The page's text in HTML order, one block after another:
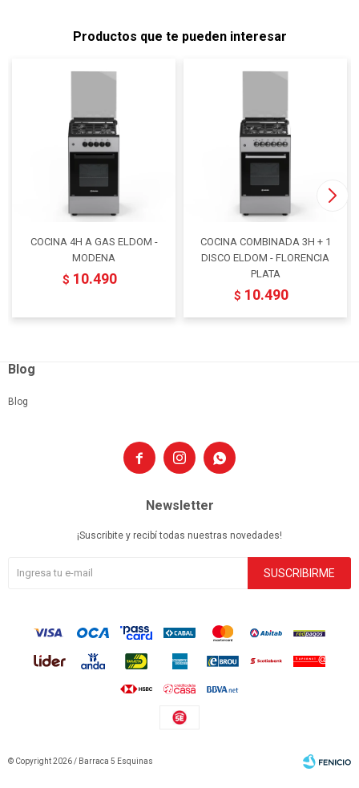
Productos que te pueden interesar
COCINA 4H A GAS ELDOM -
MODENA
$ 10.490
COCINA COMBINADA 3H + 1
DISCO ELDOM - FLORENCIA
PLATA
$ 10.490
  
Blog
Blog
Newsletter
¡Suscribite y recibí todas nuestras novedades!
SUSCRIBIRME
© Copyright 2026 / Barraca 5 Esquinas